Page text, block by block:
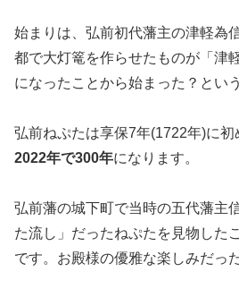
始まりは、弘前初代藩主の津軽為
都で大灯篭を作らせたものが「津
になったことから始まった？とい
弘前ねぷたは享保7年(1722年)に初
2022年で300年になります。
弘前藩の城下町で当時の五代藩主
た流し」だったねぷたを見物した
です。お殿様の優雅な楽しみだっ